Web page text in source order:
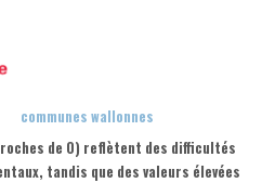
communes wallonnes
de 0) reflètent des difficultés
tandis que des valeurs élevées